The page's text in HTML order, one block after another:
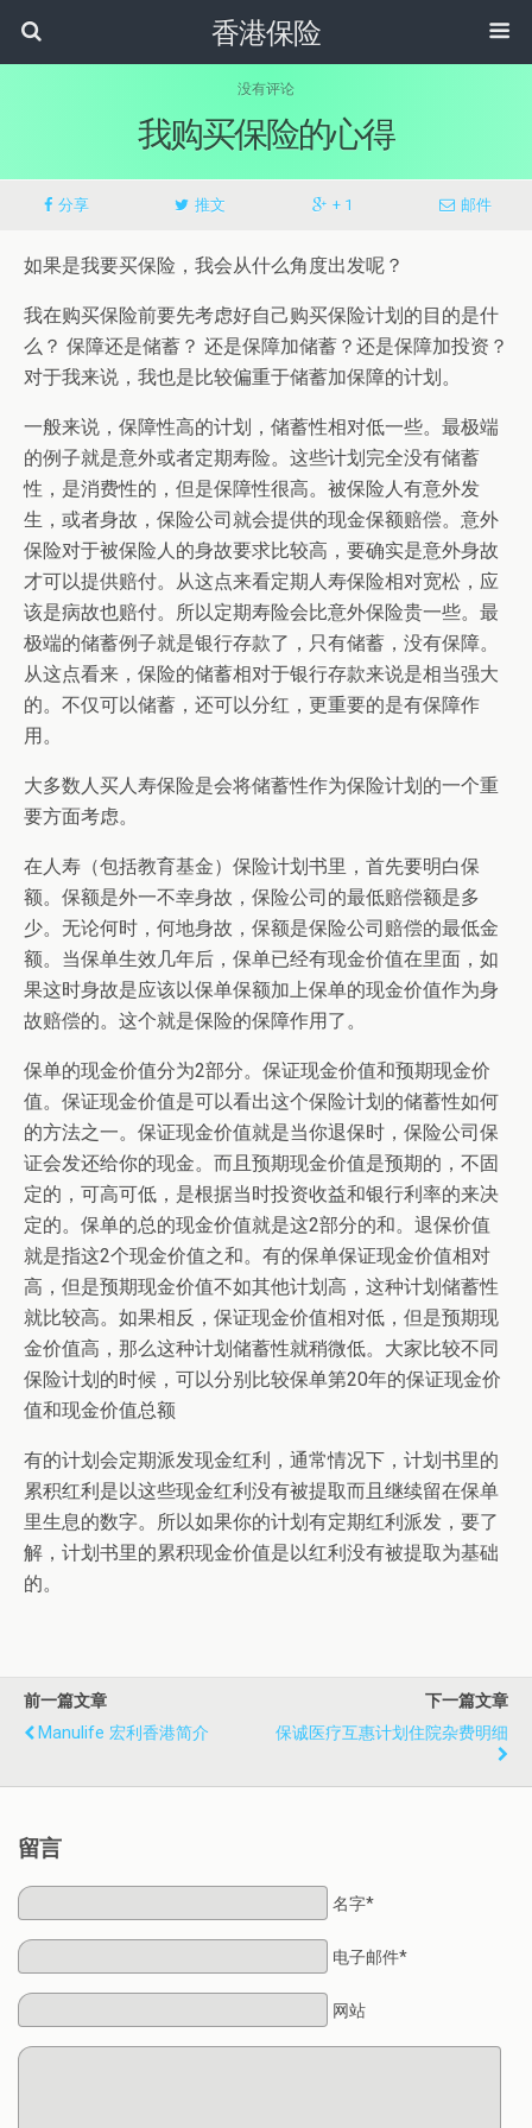
香港保险
没有评论
我购买保险的心得
分享 推文 + 1 邮件
如果是我要买保险，我会从什么角度出发呢？
我在购买保险前要先考虑好自己购买保险计划的目的是什
么？ 保障还是储蓄？ 还是保障加储蓄？还是保障加投资？
对于我来说，我也是比较偏重于储蓄加保障的计划。
一般来说，保障性高的计划，储蓄性相对低一些。最极端
的例子就是意外或者定期寿险。这些计划完全没有储蓄
性，是消费性的，但是保障性很高。被保险人有意外发
生，或者身故，保险公司就会提供的现金保额赔偿。意外
保险对于被保险人的身故要求比较高，要确实是意外身故
才可以提供赔付。从这点来看定期人寿保险相对宽松，应
该是病故也赔付。所以定期寿险会比意外保险贵一些。最
极端的储蓄例子就是银行存款了，只有储蓄，没有保障。
从这点看来，保险的储蓄相对于银行存款来说是相当强大
的。不仅可以储蓄，还可以分红，更重要的是有保障作
用。
大多数人买人寿保险是会将储蓄性作为保险计划的一个重
要方面考虑。
在人寿（包括教育基金）保险计划书里，首先要明白保
额。保额是外一不幸身故，保险公司的最低赔偿额是多
少。无论何时，何地身故，保额是保险公司赔偿的最低金
额。当保单生效几年后，保单已经有现金价值在里面，如
果这时身故是应该以保单保额加上保单的现金价值作为身
故赔偿的。这个就是保险的保障作用了。
保单的现金价值分为2部分。保证现金价值和预期现金价
值。保证现金价值是可以看出这个保险计划的储蓄性如何
的方法之一。保证现金价值就是当你退保时，保险公司保
证会发还给你的现金。而且预期现金价值是预期的，不固
定的，可高可低，是根据当时投资收益和银行利率的来决
定的。保单的总的现金价值就是这2部分的和。退保价值
就是指这2个现金价值之和。有的保单保证现金价值相对
高，但是预期现金价值不如其他计划高，这种计划储蓄性
就比较高。如果相反，保证现金价值相对低，但是预期现
金价值高，那么这种计划储蓄性就稍微低。大家比较不同
保险计划的时候，可以分别比较保单第20年的保证现金价
值和现金价值总额
有的计划会定期派发现金红利，通常情况下，计划书里的
累积红利是以这些现金红利没有被提取而且继续留在保单
里生息的数字。所以如果你的计划有定期红利派发，要了
解，计划书里的累积现金价值是以红利没有被提取为基础
的。
前一篇文章
Manulife 宏利香港简介
下一篇文章
保诚医疗互惠计划住院杂费明细
留言
名字*
电子邮件*
网站